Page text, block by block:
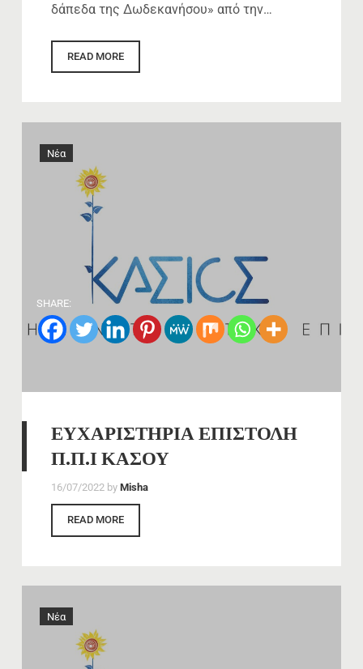
δάπεδα της Δωδεκανήσου» από την…
READ MORE
Νέα
SHARE:
ΕΥΧΑΡΙΣΤΗΡΙΑ ΕΠΙΣΤΟΛΗ
Π.Π.Ι ΚΑΣΟΥ
16/07/2022 by Misha
READ MORE
Νέα